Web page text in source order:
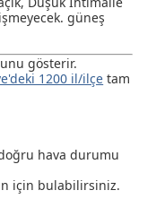
güneş
gösterir.
1200 il/ilçe tam
hava durumu
için bulabilirsiniz.